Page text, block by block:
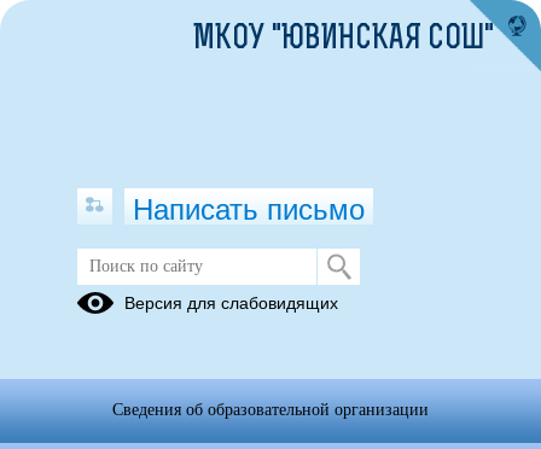
Публикации за 01.05.2026
«Сокровища
многонациональной
МКОУ "ЮВИНСКАЯ СОШ"
Написать письмо
Версия для слабовидящих
Сведения об образовательной организации